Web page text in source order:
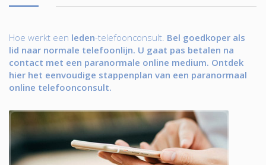
Hoe werkt een leden-telefoonconsult. Bel goedkoper als
lid naar normale telefoonlijn. U gaat pas betalen na
contact met een paranormale online medium. Ontdek
hier het eenvoudige stappenplan van een paranormaal
online telefoonconsult.